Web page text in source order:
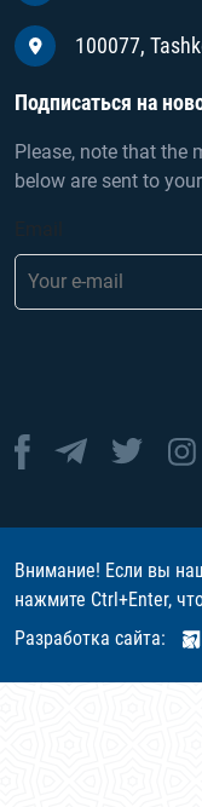
100077,
Подписаться на
Please, note that the
below are sent to
Внимание! Если вы
нажмите Ctrl+Enter,
Разработка сайта: